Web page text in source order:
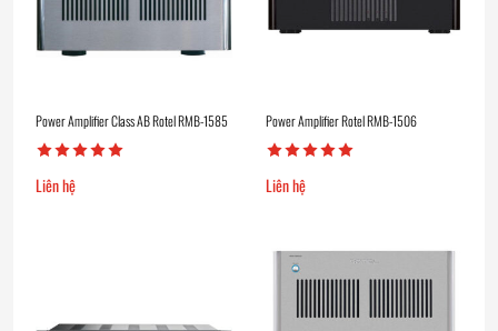
Power Amplifier Class AB Rotel RMB-1585
Liên hệ
Power Amplifier Rotel RMB-1506
Liên hệ